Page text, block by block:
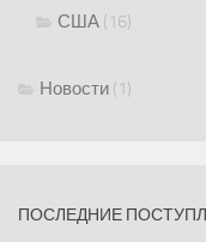
США (16)
Новости (1)
ПОСЛЕДНИЕ